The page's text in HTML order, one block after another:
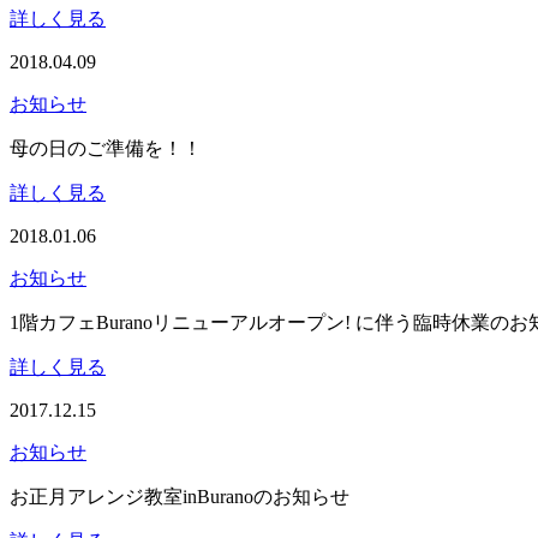
詳しく見る
2018.04.09
お知らせ
母の日のご準備を！！
詳しく見る
2018.01.06
お知らせ
1階カフェBuranoリニューアルオープン! に伴う臨時休業のお
詳しく見る
2017.12.15
お知らせ
お正月アレンジ教室inBuranoのお知らせ